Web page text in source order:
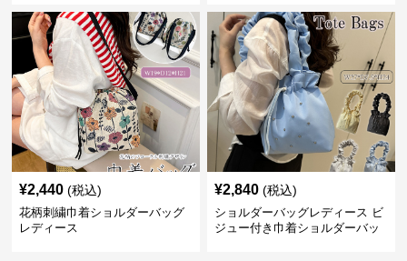
¥2,440 (税込)
花柄刺繍巾着ショルダーバッグ
レディース
¥2,840 (税込)
ショルダーバッグレディース ビ
ジュー付き巾着ショルダーバッ